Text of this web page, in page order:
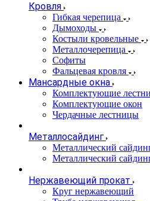
Кровля
Гибкая черепица
Дымоходы
Костыли кровельные
Металлочерепица
Софиты
Фальцевая кровля
Мансардные окна
Комплектующие
Комплектующие окон
Чердачные лестницы
Металлосайдинг
Металлический
Металлический
Нержавеющий прокат
Круг нержавеющий